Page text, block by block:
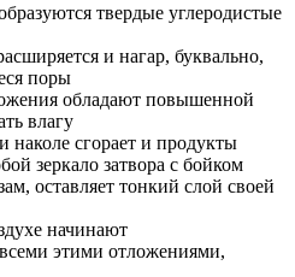
твердые углеродистые
и нагар, буквально,
поры
обладают повышенной
влагу
наколе сгорает и продукты
зеркало затвора с бойком
оставляет тонкий слой своей
начинают
этими отложениями,